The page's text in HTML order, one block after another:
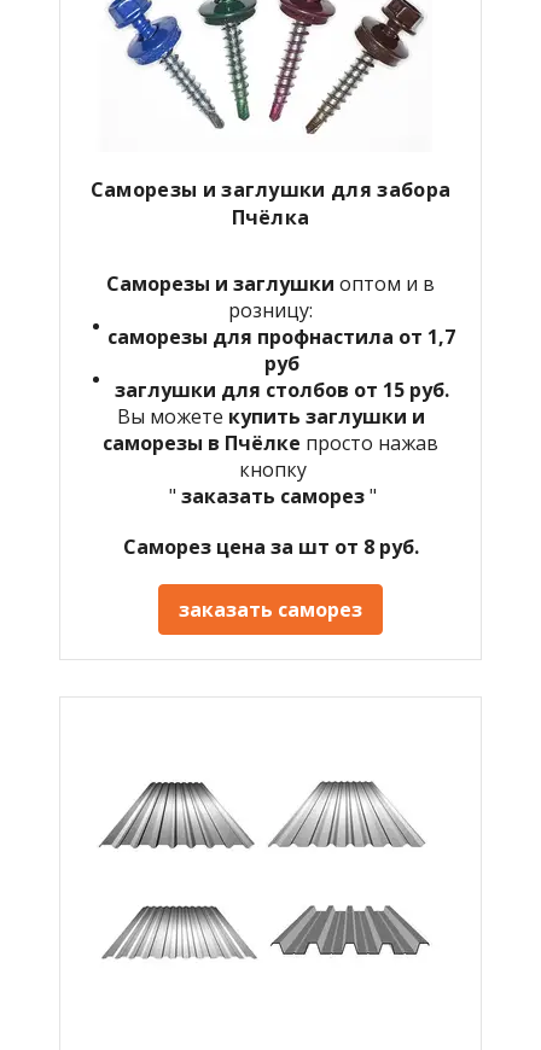
Саморезы и заглушки для забора
Пчёлка
Саморезы и заглушки оптом и в
розницу:
саморезы для профнастила от 1,7
руб
заглушки для столбов от 15 руб.
Вы можете купить заглушки и
саморезы в Пчёлке просто нажав
кнопку
" заказать саморез"
Саморез цена за шт от 8 руб.
заказать саморез